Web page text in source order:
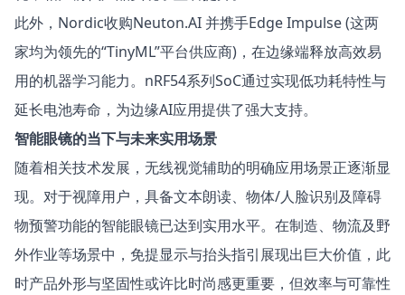
此外，Nordic收购Neuton.AI并携手Edge Impulse(这两
家均为领先的“TinyML”平台供应商)，在边缘端释放高效易
用的机器学习能力。nRF54系列SoC通过实现低功耗特性与
延长电池寿命，为边缘AI应用提供了强大支持。
智能眼镜的当下与未来实用场景
随着相关技术发展，无线视觉辅助的明确应用场景正逐渐显
现。对于视障用户，具备文本朗读、物体/人脸识别及障碍
物预警功能的智能眼镜已达到实用水平。在制造、物流及野
外作业等场景中，免提显示与抬头指引展现出巨大价值，此
时产品外形与坚固性或许比时尚感更重要，但效率与可靠性